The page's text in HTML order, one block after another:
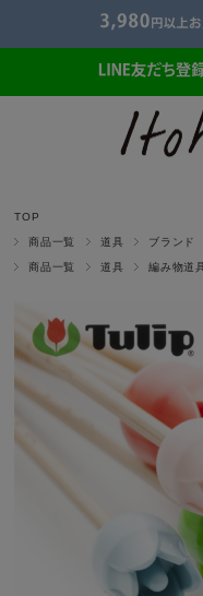
TOP
商品一覧 道具 ブランド
商品一覧 道具 編み物道